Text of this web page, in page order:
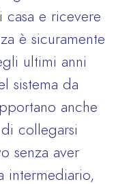
casa e ricevere
è sicuramente
ultimi anni
sistema da
anche
collegarsi
senza aver
intermediario,